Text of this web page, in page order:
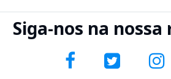
Siga-nos na nossa